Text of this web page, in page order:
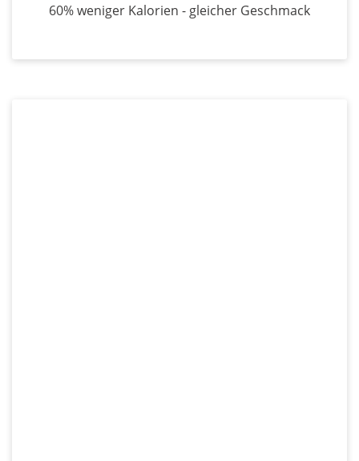
60% weniger Kalorien - gleicher Geschmack